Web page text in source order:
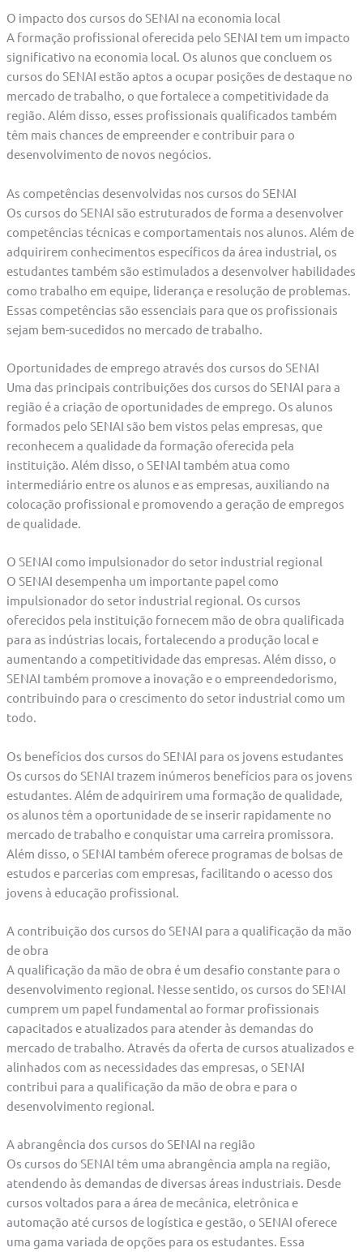
O impacto dos cursos do SENAI na economia local
A formação profissional oferecida pelo SENAI tem um impacto
significativo na economia local. Os alunos que concluem os
cursos do SENAI estão aptos a ocupar posições de destaque no
mercado de trabalho, o que fortalece a competitividade da
região. Além disso, esses profissionais qualificados também
têm mais chances de empreender e contribuir para o
desenvolvimento de novos negócios.
As competências desenvolvidas nos cursos do SENAI
Os cursos do SENAI são estruturados de forma a desenvolver
competências técnicas e comportamentais nos alunos. Além de
adquirirem conhecimentos específicos da área industrial, os
estudantes também são estimulados a desenvolver habilidades
como trabalho em equipe, liderança e resolução de problemas.
Essas competências são essenciais para que os profissionais
sejam bem-sucedidos no mercado de trabalho.
Oportunidades de emprego através dos cursos do SENAI
Uma das principais contribuições dos cursos do SENAI para a
região é a criação de oportunidades de emprego. Os alunos
formados pelo SENAI são bem vistos pelas empresas, que
reconhecem a qualidade da formação oferecida pela
instituição. Além disso, o SENAI também atua como
intermediário entre os alunos e as empresas, auxiliando na
colocação profissional e promovendo a geração de empregos
de qualidade.
O SENAI como impulsionador do setor industrial regional
O SENAI desempenha um importante papel como
impulsionador do setor industrial regional. Os cursos
oferecidos pela instituição fornecem mão de obra qualificada
para as indústrias locais, fortalecendo a produção local e
aumentando a competitividade das empresas. Além disso, o
SENAI também promove a inovação e o empreendedorismo,
contribuindo para o crescimento do setor industrial como um
todo.
Os benefícios dos cursos do SENAI para os jovens estudantes
Os cursos do SENAI trazem inúmeros benefícios para os jovens
estudantes. Além de adquirirem uma formação de qualidade,
os alunos têm a oportunidade de se inserir rapidamente no
mercado de trabalho e conquistar uma carreira promissora.
Além disso, o SENAI também oferece programas de bolsas de
estudos e parcerias com empresas, facilitando o acesso dos
jovens à educação profissional.
A contribuição dos cursos do SENAI para a qualificação da mão
de obra
A qualificação da mão de obra é um desafio constante para o
desenvolvimento regional. Nesse sentido, os cursos do SENAI
cumprem um papel fundamental ao formar profissionais
capacitados e atualizados para atender às demandas do
mercado de trabalho. Através da oferta de cursos atualizados e
alinhados com as necessidades das empresas, o SENAI
contribui para a qualificação da mão de obra e para o
desenvolvimento regional.
A abrangência dos cursos do SENAI na região
Os cursos do SENAI têm uma abrangência ampla na região,
atendendo às demandas de diversas áreas industriais. Desde
cursos voltados para a área de mecânica, eletrônica e
automação até cursos de logística e gestão, o SENAI oferece
uma gama variada de opções para os estudantes. Essa